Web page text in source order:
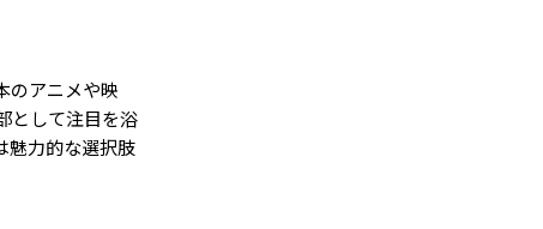
のアニメや映
として注目を浴
魅力的な選択肢